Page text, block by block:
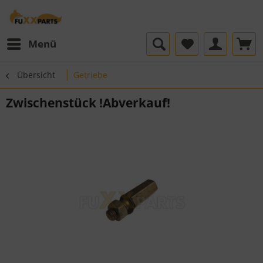
Menü
Übersicht Getriebe
Zwischenstück !Abverkauf!